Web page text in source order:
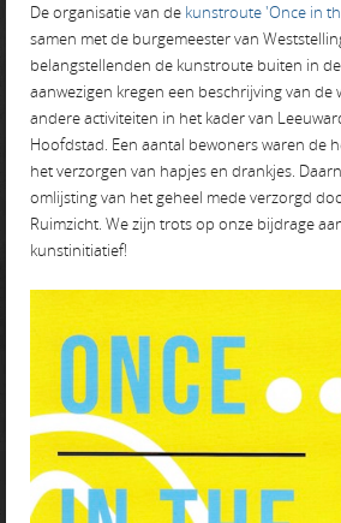
De organisatie van de kunstroute 'Once in
samen met de burgemeester van
belangstellenden de kunstroute buiten in
aanwezigen kregen een beschrijving van
andere activiteiten in het kader van
Hoofdstad. Een aantal bewoners waren de
het verzorgen van hapjes en drankjes.
omlijsting van het geheel mede verzorgd
Ruimzicht. We zijn trots op onze bijdrage
kunstinitiatief!